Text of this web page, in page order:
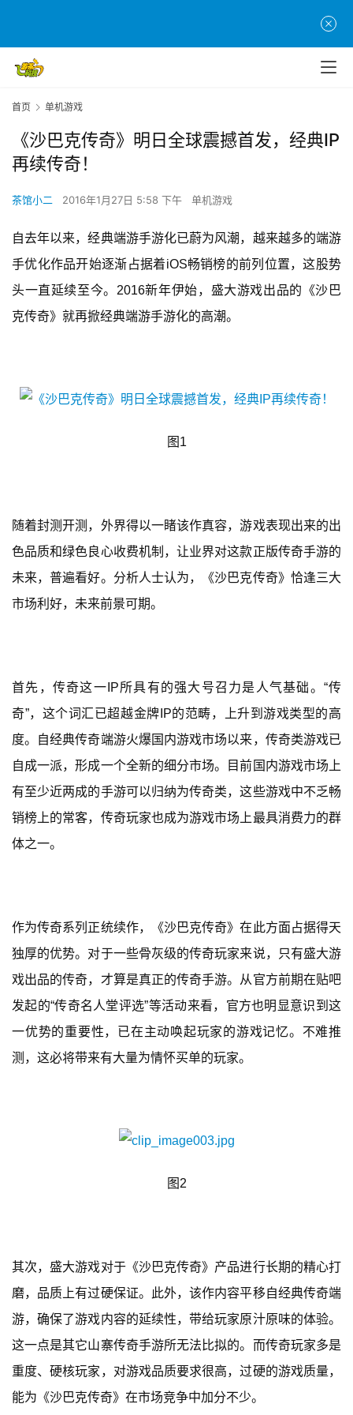
首
页
手
机
戏
单
首页 单机游戏
《沙巴克传奇》明日全球震撼首发，经典IP
再续传奇！
茶馆小二 2016年1月27日 5:58 下午 单机游戏
自去年以来，经典端游手游化已蔚为风潮，越来越多的端游
手优化作品开始逐渐占据着iOS畅销榜的前列位置，这股势
头一直延续至今。2016新年伊始，盛大游戏出品的《沙巴
克传奇》就再掀经典端游手游化的高潮。
图1
随着封测开测，外界得以一睹该作真容，游戏表现出来的出
色品质和绿色良心收费机制，让业界对这款正版传奇手游的
未来，普遍看好。分析人士认为，《沙巴克传奇》恰逢三大
市场利好，未来前景可期。
首先，传奇这一IP所具有的强大号召力是人气基础。“传
奇”，这个词汇已超越金牌IP的范畴，上升到游戏类型的高
度。自经典传奇端游火爆国内游戏市场以来，传奇类游戏已
自成一派，形成一个全新的细分市场。目前国内游戏市场上
有至少近两成的手游可以归纳为传奇类，这些游戏中不乏畅
销榜上的常客，传奇玩家也成为游戏市场上最具消费力的群
体之一。
作为传奇系列正统续作，《沙巴克传奇》在此方面占据得天
独厚的优势。对于一些骨灰级的传奇玩家来说，只有盛大游
戏出品的传奇，才算是真正的传奇手游。从官方前期在贴吧
发起的“传奇名人堂评选”等活动来看，官方也明显意识到这
一优势的重要性，已在主动唤起玩家的游戏记忆。不难推
测，这必将带来有大量为情怀买单的玩家。
图2
其次，盛大游戏对于《沙巴克传奇》产品进行长期的精心打
磨，品质上有过硬保证。此外，该作内容平移自经典传奇端
游，确保了游戏内容的延续性，带给玩家原汁原味的体验。
这一点是其它山寨传奇手游所无法比拟的。而传奇玩家多是
重度、硬核玩家，对游戏品质要求很高，过硬的游戏质量，
能为《沙巴克传奇》在市场竞争中加分不少。